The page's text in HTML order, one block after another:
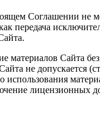
Соглашении не
передача
материалов Сайта без
не допускается
использования
лицензионных